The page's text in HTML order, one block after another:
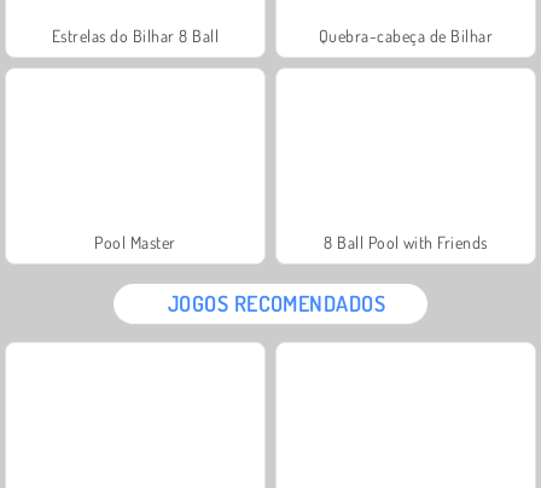
Estrelas do Bilhar 8 Ball Quebra-cabeça de Bilhar
Pool Master 8 Ball Pool with Friends
JOGOS RECOMENDADOS